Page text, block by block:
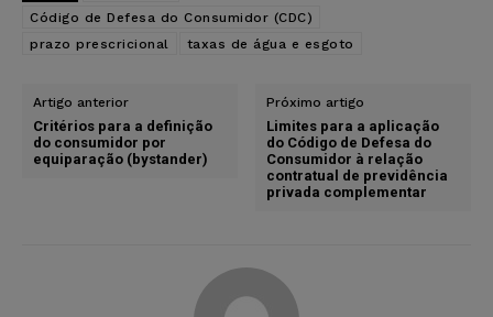
Código de Defesa do Consumidor (CDC)
prazo prescricional
taxas de água e esgoto
Artigo anterior
Critérios para a definição
do consumidor por
equiparação (bystander)
Próximo artigo
Limites para a aplicação
do Código de Defesa do
Consumidor à relação
contratual de previdência
privada complementar